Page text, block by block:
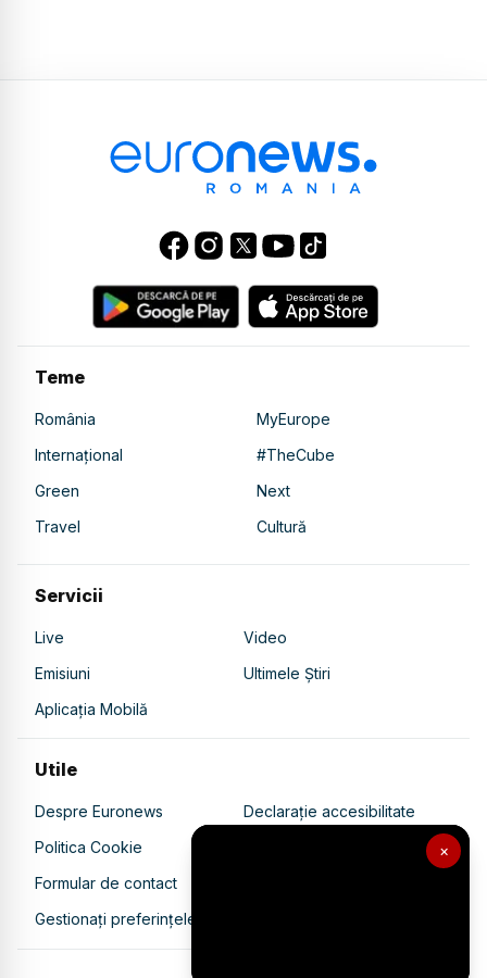
×
Teme
România
MyEurope
Internațional
#TheCube
Green
Next
Travel
Cultură
Servicii
Live
Video
Emisiuni
Ultimele Știri
Aplicația Mobilă
Utile
Despre Euronews
Declarație accesibilitate
Politica Cookie
Politica de confidențialitate
Formular de contact
Gestionați preferințele